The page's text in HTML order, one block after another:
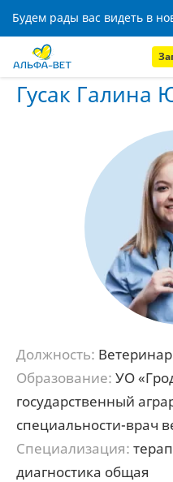
Главная Наши
Гусак Галина
Должность:
Образование: УО
государственный
специальности-врач
Специализация:
диагностика общая